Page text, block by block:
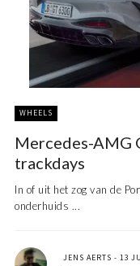
WHEELS
Mercedes-AMG
trackdays
In of uit het zog van de
onderhuids ...
JENS AERTS 13